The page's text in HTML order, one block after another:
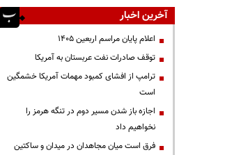
آخرین اخبار
اعلام پایان مراسم اربعین ۱۴۰۵
توقف صادرات نفت عربستان به آمریکا
ترامپ از افشای کمبود مهمات آمریکا خشمگین
است
اجازه باز شدن مسیر دوم در تنگه هرمز را
نخواهیم داد
فرق است میان مجاهدان در میدان و ساکتین